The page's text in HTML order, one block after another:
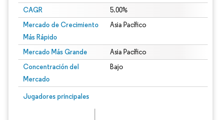
CAGR 5.00%
Mercado de Crecimiento
Más Rápido
Asia Pacífico
Mercado Más Grande Asia Pacífico
Concentración del
Mercado
Bajo
Jugadores principales